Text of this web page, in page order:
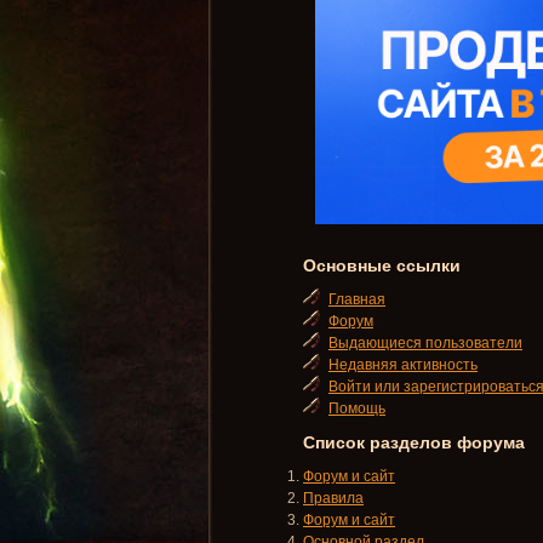
Основные ссылки
Главная
Форум
Выдающиеся пользователи
Недавняя активность
Войти или зарегистрироваться
Помощь
Список разделов форума
Форум и сайт
Правила
Форум и сайт